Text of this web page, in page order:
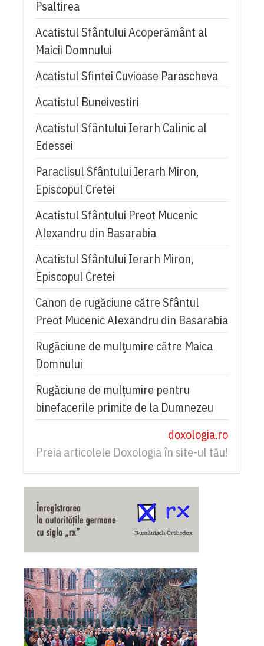
Psaltirea
Acatistul Sfântului Acoperământ al
Maicii Domnului
Acatistul Sfintei Cuvioase Parascheva
Acatistul Buneivestiri
Acatistul Sfântului Ierarh Calinic al
Edessei
Paraclisul Sfântului Ierarh Miron,
Episcopul Cretei
Acatistul Sfântului Preot Mucenic
Alexandru din Basarabia
Acatistul Sfântului Ierarh Miron,
Episcopul Cretei
Canon de rugăciune către Sfântul
Preot Mucenic Alexandru din Basarabia
Rugăciune de mulţumire către Maica
Domnului
Rugăciune de mulțumire pentru
binefacerile primite de la Dumnezeu
doxologia.ro
Preia articolele Doxologia în site-ul tău!